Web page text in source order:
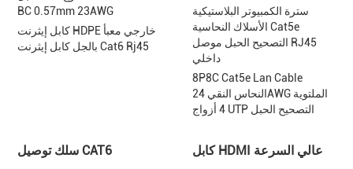
BC 0.57mm 23AWG
كابل إيثرنت HDPE خارجي معبأ
بالجل كابل إيثرنت Cat6 Rj45
سترة الكمبيوتر البلاستيكية
الأسلاك النحاسية Cat5e
التصحيح الحبل موصل RJ45
داخلي
8P8C Cat5e Lan Cable
النحاس النقي 24AWG الملتوية
4 أزواج UTP التصحيح الحبل
سلك توصيل CAT6 كابل HDMI عالي السرعة